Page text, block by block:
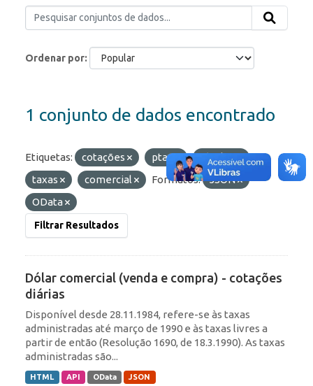
Ordenar por
1 conjunto de dados encontrado
Etiquetas: cotações ptax
câmbio
taxas
comercial Formatos:
JSON
OData
Filtrar Resultados
Dólar comercial (venda e compra) - cotações
diárias
Disponível desde 28.11.1984, refere-se às taxas
administradas até março de 1990 e às taxas livres a
partir de então (Resolução 1690, de 18.3.1990). As taxas
administradas são...
HTML API OData JSON